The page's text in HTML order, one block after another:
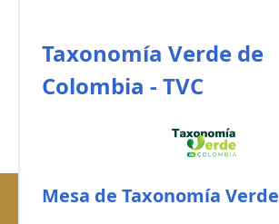
Taxonomía Verde de
Colombia - TVC
Mesa de Taxonomía Verde